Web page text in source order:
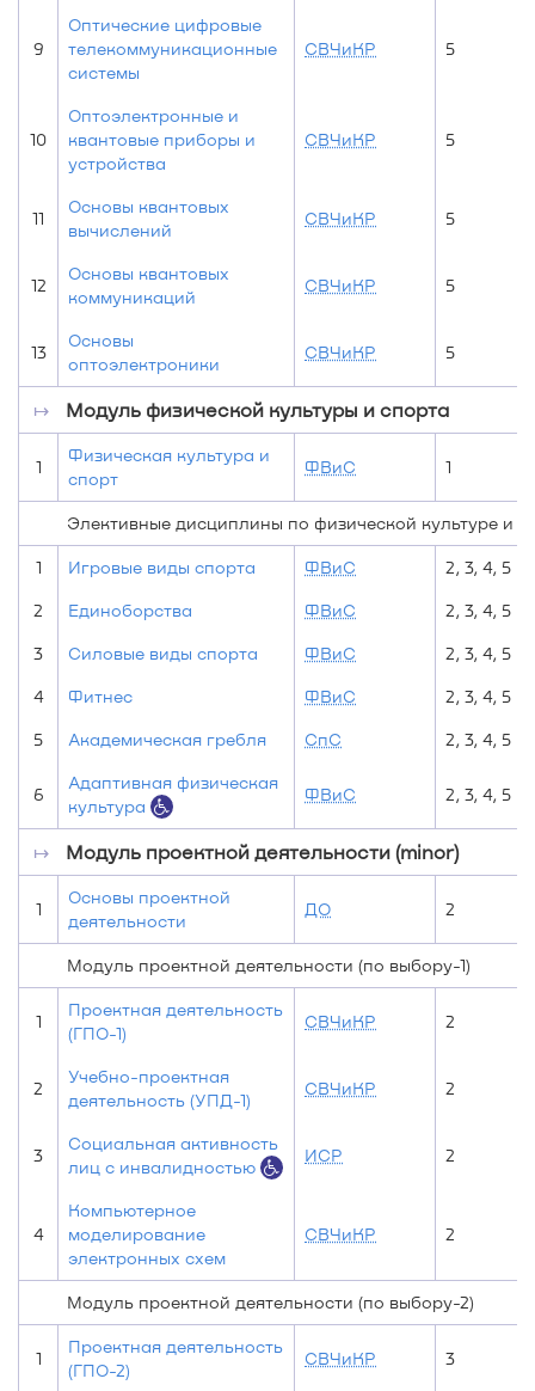
9
Оптические цифровые
телекоммуникационные
системы
СВЧиКР 5
10
Оптоэлектронные и
квантовые приборы и
устройства
СВЧиКР 5
11
Основы квантовых
вычислений
СВЧиКР 5
12
Основы квантовых
коммуникаций
СВЧиКР 5
13
Основы
оптоэлектроники
СВЧиКР 5
↦ Модуль физической культуры и спорта
1
Физическая культура и
спорт
ФВиС 1
Элективные дисциплины по физической культуре и
1 Игровые виды спорта ФВиС 2, 3, 4, 5
2 Единоборства ФВиС 2, 3, 4, 5
3 Силовые виды спорта ФВиС 2, 3, 4, 5
4 Фитнес ФВиС 2, 3, 4, 5
5 Академическая гребля СпС 2, 3, 4, 5
6
Адаптивная физическая
культура
ФВиС 2, 3, 4, 5
↦ Модуль проектной деятельности (minor)
1
Основы проектной
деятельности
ДО 2
Модуль проектной деятельности (по выбору-1)
1
Проектная деятельность
(ГПО-1)
СВЧиКР 2
2
Учебно-проектная
деятельность (УПД-1)
СВЧиКР 2
3
Социальная активность
лиц с инвалидностью
ИСР 2
4
Компьютерное
моделирование
электронных схем
СВЧиКР 2
Модуль проектной деятельности (по выбору-2)
1
Проектная деятельность
(ГПО-2)
СВЧиКР 3